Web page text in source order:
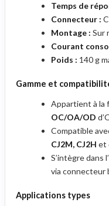
Temps de
Connecteur :
Montage : Sur
Courant
Poids : 140 g
Gamme et
Appartient à la
OC/OA/OD
Compatible
CJ2M, CJ2H et
S’intègre dans
via connecteur
Applications types